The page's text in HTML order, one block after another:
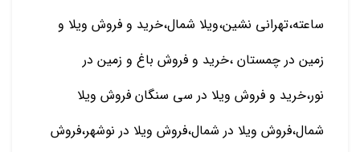
ساعته،تهرانی نشین،ویلا شمال،خرید و فروش ویلا و
زمین در چمستان ،خرید و فروش باغ و زمین در
نور،خرید و فروش ویلا در سی سنگان فروش ویلا
شمال،فروش ویلا در شمال،فروش ویلا در نوشهر،فروش